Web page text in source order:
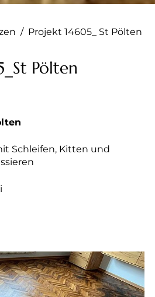
/ Projekt 14605_ St Pölten
Pölten
Schleifen, Kitten und